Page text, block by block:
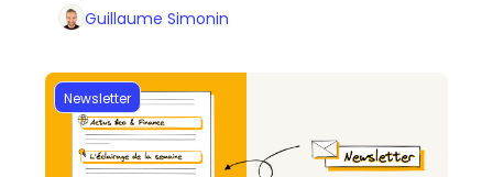
Guillaume Simonin
Newsletter